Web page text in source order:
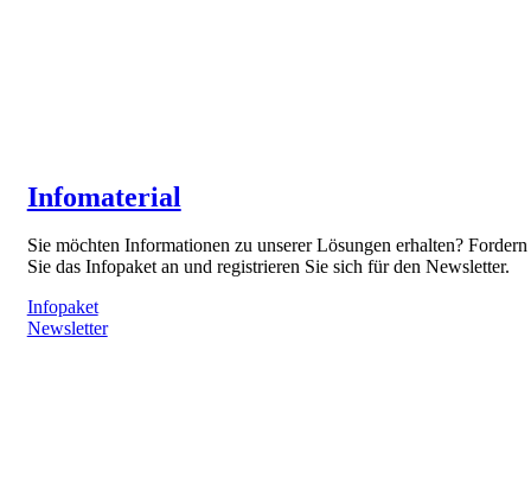
Infomaterial
Sie möchten Informationen zu unserer Lösungen erhalten? Fordern
Sie das Infopaket an und registrieren Sie sich für den Newsletter.
Infopaket
Newsletter